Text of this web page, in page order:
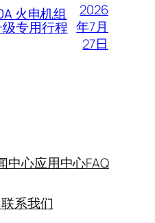
火电机组
专用行程
2026
年7月
27日
中心应用中心FAQ
联系我们